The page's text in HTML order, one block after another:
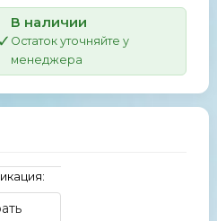
В наличии
Остаток уточняйте у
менеджера